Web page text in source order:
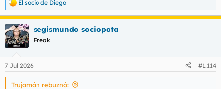
R
e
a
c
c
i
e
s
El socio de Diego
segismundo sociopata
Freak
7 Jul 2026 #1.114
Trujamán rebuznó: